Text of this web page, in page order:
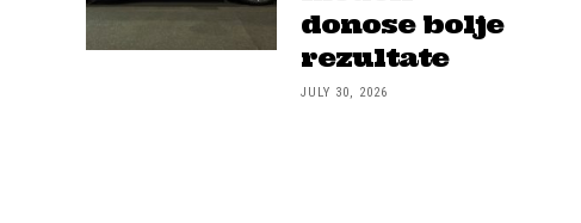
donose bolje
rezultate
JULY 30, 2026